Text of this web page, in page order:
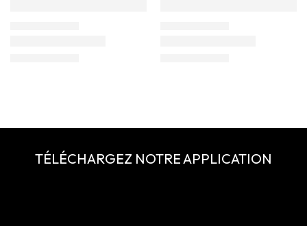
TÉLÉCHARGEZ NOTRE APPLICATION